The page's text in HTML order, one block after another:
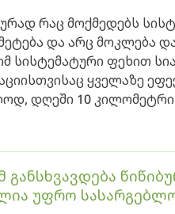
რაც მოქმედებს
და არც მოკლება
სისტემატური ფეხით
ყველაზე
დღეში 10
განსხვავდება
უფრო